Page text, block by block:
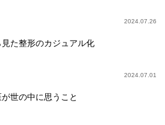
2024.07.26
た整形のカジュアル化
2024.07.01
世の中に思うこと